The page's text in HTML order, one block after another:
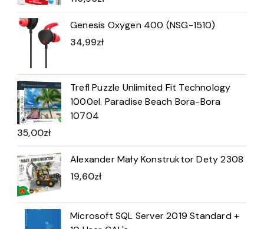
Genesis Oxygen 400 (NSG-1510)
34,99zł
Trefl Puzzle Unlimited Fit Technology
1000el. Paradise Beach Bora-Bora
10704
35,00zł
Alexander Mały Konstruktor Dety 2308
19,60zł
Microsoft SQL Server 2019 Standard +